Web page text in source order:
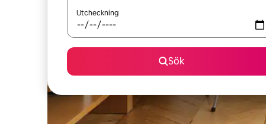
Utcheckning
Sök